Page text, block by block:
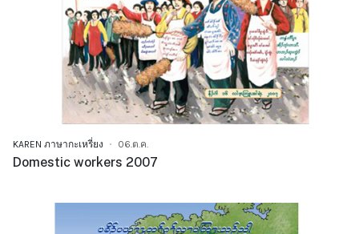
KAREN ภาษากะเหรี่ยง 06.ต.ค.
Domestic workers 2007